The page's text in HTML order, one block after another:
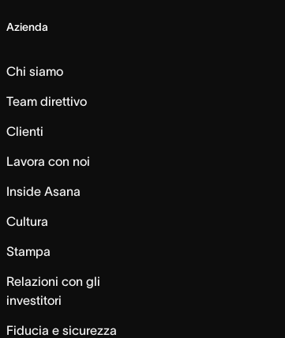
Azienda
Chi siamo
Team direttivo
Clienti
Lavora con noi
Inside Asana
Cultura
Stampa
Relazioni con gli
investitori
Fiducia e sicurezza